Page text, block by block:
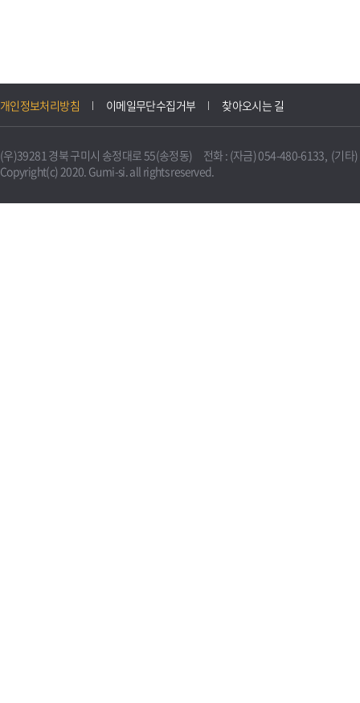
개인정보처리방침 이메일무단수집거부 찾아오시는 길
(우)39281 경북 구미시 송정대로 55(송정동) 전화 : (자금) 054-480-6133, (기타
Copyright(c) 2020. Gumi-si. all rights reserved.